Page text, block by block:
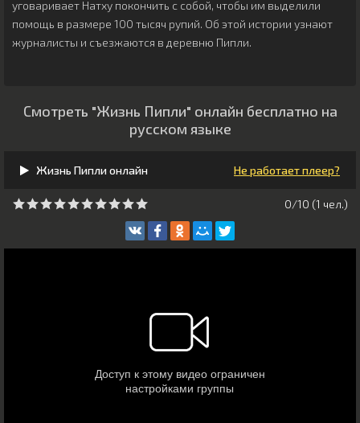
уговаривает Натху покончить с собой, чтобы им выделили
помощь в размере 100 тысяч рупий. Об этой истории узнают
журналисты и съезжаются в деревню Пипли.
Смотреть "Жизнь Пипли" онлайн бесплатно на
русском языке
Жизнь Пипли онлайн Не работает плеер?
0/10 (1 чeл.)